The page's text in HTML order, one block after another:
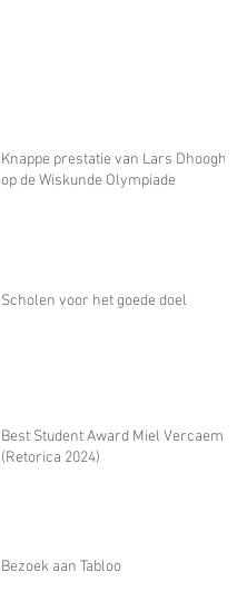
Knappe prestatie van Lars Dhooghe
op de Wiskunde Olympiade
Scholen voor het goede doel
Best Student Award Miel Vercaemst
(Retorica 2024)
Bezoek aan Tabloo